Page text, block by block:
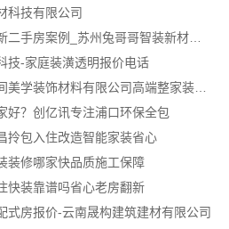
科技有限公司
性价比高旧房翻新二手房案例_苏州兔哥哥智装新材料有限公司
技-家庭装潢透明报价电话
湖北百年米莱空间美学装饰材料有限公司高端整家装修老房
好？创亿讯专注浦口环保全包
拎包入住改造智能家装省心
装修哪家快品质施工保障
快装靠谱吗省心老房翻新
式房报价-云南晟构建筑建材有限公司